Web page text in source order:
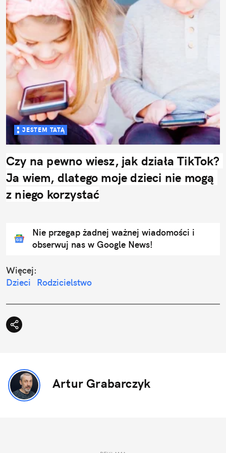
JESTEM TATĄ
Czy na pewno wiesz, jak działa TikTok?
Ja wiem, dlatego moje dzieci nie mogą
z niego korzystać
Nie przegap żadnej ważnej wiadomości i
obserwuj nas w Google News!
Więcej:
Dzieci
Rodzicielstwo
Artur Grabarczyk